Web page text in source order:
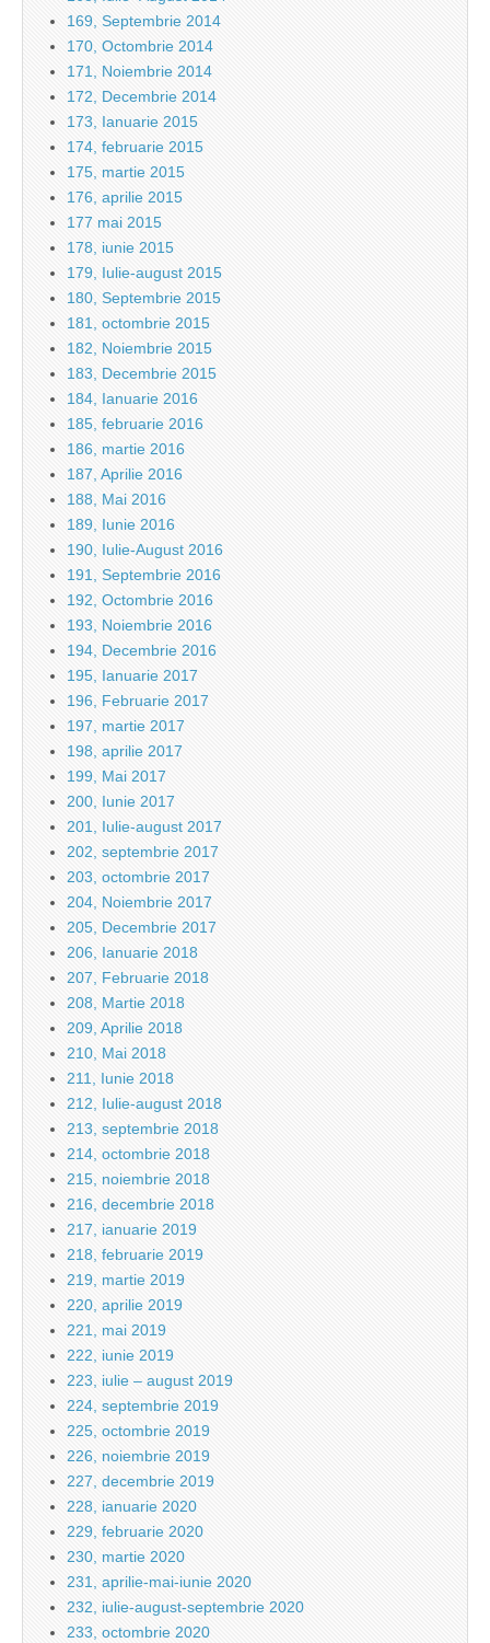
169, Septembrie 2014
170, Octombrie 2014
171, Noiembrie 2014
172, Decembrie 2014
173, Ianuarie 2015
174, februarie 2015
175, martie 2015
176, aprilie 2015
177 mai 2015
178, iunie 2015
179, Iulie-august 2015
180, Septembrie 2015
181, octombrie 2015
182, Noiembrie 2015
183, Decembrie 2015
184, Ianuarie 2016
185, februarie 2016
186, martie 2016
187, Aprilie 2016
188, Mai 2016
189, Iunie 2016
190, Iulie-August 2016
191, Septembrie 2016
192, Octombrie 2016
193, Noiembrie 2016
194, Decembrie 2016
195, Ianuarie 2017
196, Februarie 2017
197, martie 2017
198, aprilie 2017
199, Mai 2017
200, Iunie 2017
201, Iulie-august 2017
202, septembrie 2017
203, octombrie 2017
204, Noiembrie 2017
205, Decembrie 2017
206, Ianuarie 2018
207, Februarie 2018
208, Martie 2018
209, Aprilie 2018
210, Mai 2018
211, Iunie 2018
212, Iulie-august 2018
213, septembrie 2018
214, octombrie 2018
215, noiembrie 2018
216, decembrie 2018
217, ianuarie 2019
218, februarie 2019
219, martie 2019
220, aprilie 2019
221, mai 2019
222, iunie 2019
223, iulie – august 2019
224, septembrie 2019
225, octombrie 2019
226, noiembrie 2019
227, decembrie 2019
228, ianuarie 2020
229, februarie 2020
230, martie 2020
231, aprilie-mai-iunie 2020
232, iulie-august-septembrie 2020
233, octombrie 2020